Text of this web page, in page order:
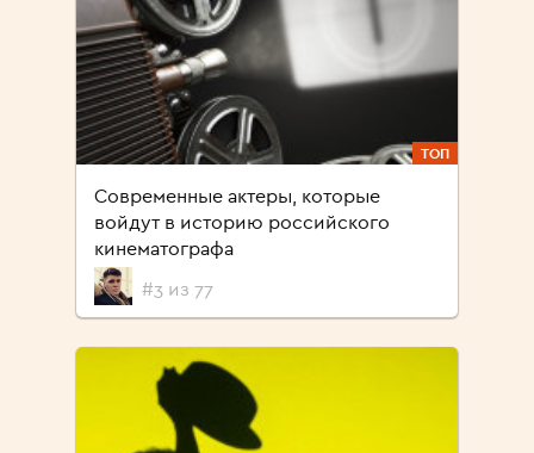
ТОП
Современные актеры, которые
войдут в историю российского
кинематографа
#3 из 77